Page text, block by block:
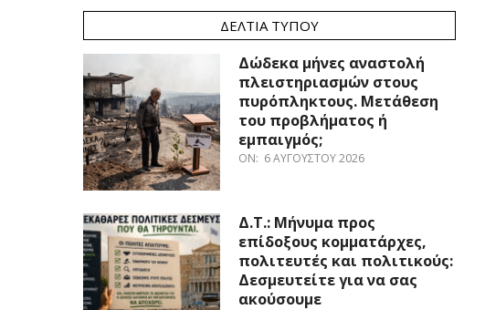
ΔΕΛΤΊΑ ΤΎΠΟΥ
Δώδεκα μήνες αναστολή
πλειστηριασμών στους
πυρόπληκτους. Μετάθεση
του προβλήματος ή
εμπαιγμός;
ON: 6 ΑΥΓΟΎΣΤΟΥ 2026
Δ.Τ.: Μήνυμα προς
επίδοξους κομματάρχες,
πολιτευτές και πολιτικούς:
Δεσμευτείτε για να σας
ακούσουμε